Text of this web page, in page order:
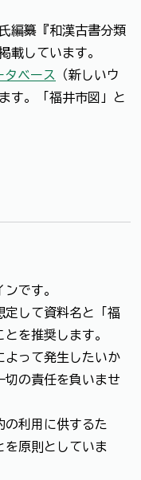
編纂『和漢古書分類
載しています。
タベース
（新しいウ
す。「福井市図」と
です。
定して資料名と「福
を推奨します。
よって発生したいか
切の責任を負いませ
の利用に供するた
を原則としていま